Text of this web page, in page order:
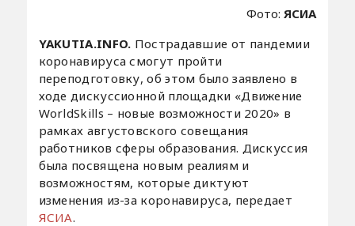
Фото: ЯСИА
YAKUTIA.INFO. Пострадавшие от пандемии
коронавируса смогут пройти
переподготовку, об этом было заявлено в
ходе дискуссионной площадки «Движение
WorldSkills – новые возможности 2020» в
рамках августовского совещания
работников сферы образования. Дискуссия
была посвящена новым реалиям и
возможностям, которые диктуют
изменения из-за коронавируса, передает
ЯСИА.